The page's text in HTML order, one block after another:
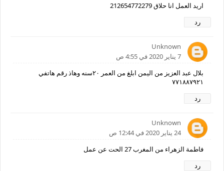
اريد العمل انا حلاق 212654772279
رد
Unknown
7 يناير 2020 في 4:55 ص
بلال عبد العزيز من اليمن ابلغ من العمر ٢٠سنه وهاذ رقم هاتفي
٧٧١٨٨٧٩٢١
رد
Unknown
24 يناير 2020 في 12:44 ص
فاطمة الزهراء من المغرب 27 الحت عن عمل
رد